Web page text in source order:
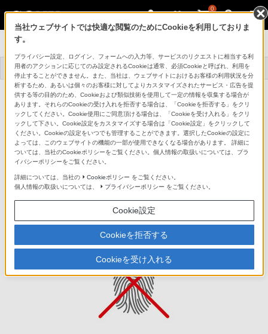
0
スマートフォンアクセサリー
トップ 商品一覧
ソニーストア
お買い物情報
サポート・お問い合
わせ
液晶保護シート
SPA-PFS12
詳細メニュー
特長
指紋や汚れに強い
指紋（皮脂）や化粧による汚れが目立ちにくく、かんた
んに拭き取りできます。
当社ウェブサイトでは快適な閲覧のためにCookieを利用しておりま
す。
プライバシー設定、ログイン、フォームへの入力等、サービスのリクエストに相当する利
用者のアクションに応じてのみ設定されるCookieは通常、必須Cookieと呼ばれ、利用を
停止することができません。また、当社は、ウェブサイトにおけるお客様の利用状況を分
析するため、あるいは個々のお客様に対してよりカスタマイズされたサービス・広告を提
供する等の目的のため、Cookieおよび類似技術を使用して一定の情報を収集する場合が
あります。それらのCookieの受け入れを拒否する場合は、「Cookieを拒否する」をクリ
ックしてください。Cookie使用にご同意頂ける場合は、「Cookieを受け入れる」をクリ
ックして下さい。Cookie設定をカスタマイズする場合は「Cookie設定」をクリックして
ください。Cookieの設定をいつでも管理することができます。選択したCookieの設定に
よっては、このウェブサイトの機能の一部が使用できなくなる場合があります。 詳細に
ついては、当社のCookieポリシーをご覧ください。個人情報の取扱いについては、プラ
イバシーポリシーをご覧ください。
詳細については、当社の Cookieポリシー をご覧ください。
個人情報の取扱いについては、
プライバシーポリシー をご覧ください。
Cookie設定
Cookieを拒否する
Cookieを受け入れる